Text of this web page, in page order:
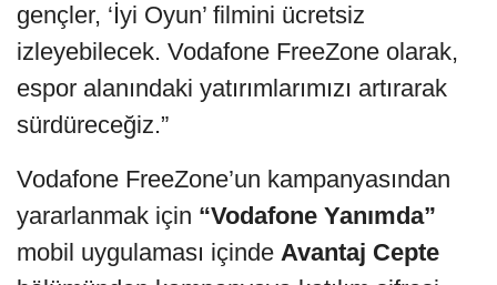
gençler, ‘İyi Oyun’ filmini ücretsiz
izleyebilecek. Vodafone FreeZone olarak,
espor alanındaki yatırımlarımızı artırarak
sürdüreceğiz.”
Vodafone FreeZone’un kampanyasından
yararlanmak için “Vodafone Yanımda”
mobil uygulaması içinde Avantaj Cepte